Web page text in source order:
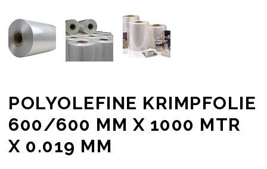
POLYOLEFINE KRIMPFOLIE
600/600 MM X 1000 MTR
X 0.019 MM